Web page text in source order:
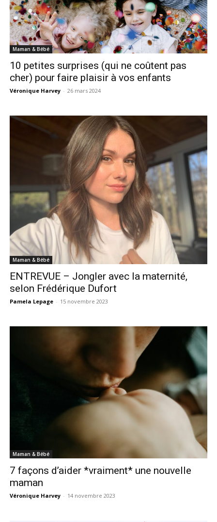
Maman & Bébé
10 petites surprises (qui ne coûtent pas
cher) pour faire plaisir à vos enfants
Véronique Harvey - 26 mars 2024
Maman & Bébé
ENTREVUE – Jongler avec la maternité,
selon Frédérique Dufort
Pamela Lepage - 15 novembre 2023
Maman & Bébé
7 façons d’aider *vraiment* une nouvelle
maman
Véronique Harvey - 14 novembre 2023